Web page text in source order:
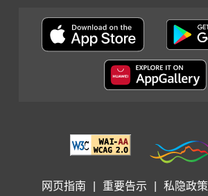
网页指南 重要告示 私隐政策